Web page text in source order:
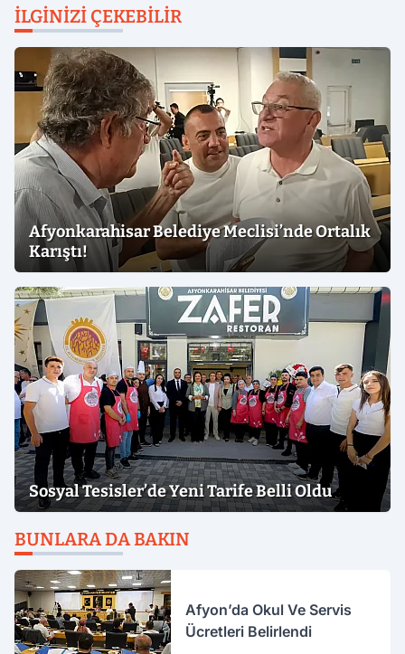
İLGINIZI ÇEKEBILIR
Afyonkarahisar Belediye Meclisi’nde Ortalık
Karıştı!
Sosyal Tesisler’de Yeni Tarife Belli Oldu
BUNLARA DA BAKIN
Afyon’da Okul Ve Servis
Ücretleri Belirlendi